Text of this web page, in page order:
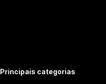
Principais categorias